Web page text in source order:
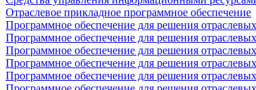
Отраслевое прикладное программное обеспечение
Программное обеспечение для решения
Программное обеспечение для решения
Программное обеспечение для решения
Программное обеспечение для решения
Программное обеспечение для решения